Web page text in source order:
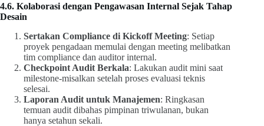
4.6. Kolaborasi dengan Pengawasan Internal Sejak Tahap
Desain
Sertakan Compliance di Kickoff Meeting: Setiap
proyek pengadaan memulai dengan meeting melibatkan
tim compliance dan auditor internal.
Checkpoint Audit Berkala: Lakukan audit mini saat
milestone-misalkan setelah proses evaluasi teknis
selesai.
Laporan Audit untuk Manajemen: Ringkasan
temuan audit dibahas pimpinan triwulanan, bukan
hanya setahun sekali.